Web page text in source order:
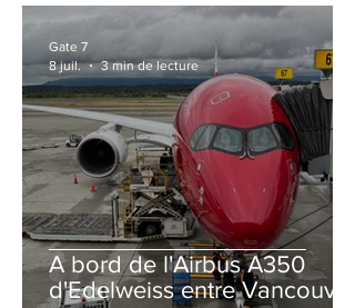
A bord de l'Airbus A350
d'Edelweiss entre Vancouver
Gate 7
8 juil.
3 min de lecture